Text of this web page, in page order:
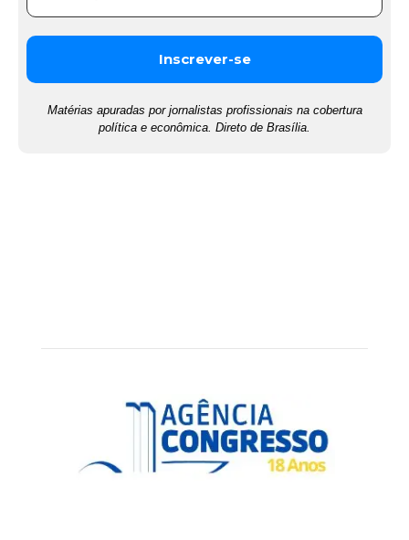
Matérias apuradas por jornalistas profissionais na cobertura
política e econômica. Direto de Brasília.